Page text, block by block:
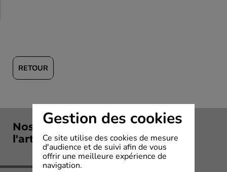
RETOUR
Nos solutions en rapport avec
l'article
Gestion des cookies
Ce site utilise des cookies de mesure
d'audience et de suivi afin de vous
offrir une meilleure expérience de
navigation.